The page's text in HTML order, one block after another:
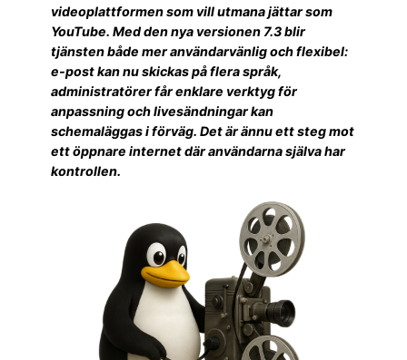
videoplattformen som vill utmana jättar som
YouTube. Med den nya versionen 7.3 blir
tjänsten både mer användarvänlig och flexibel:
e-post kan nu skickas på flera språk,
administratörer får enklare verktyg för
anpassning och livesändningar kan
schemaläggas i förväg. Det är ännu ett steg mot
ett öppnare internet där användarna själva har
kontrollen.